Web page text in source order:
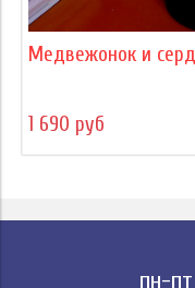
Медвежонок и
1 690 руб
пн-